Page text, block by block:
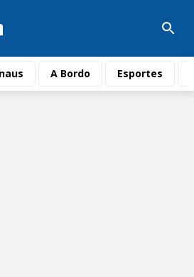
A Bordo Esportes